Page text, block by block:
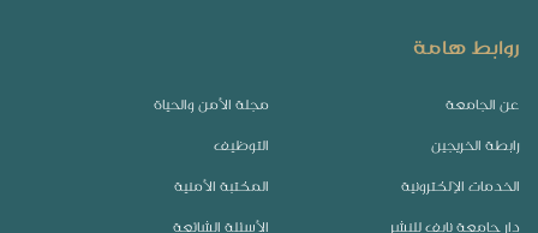
روابط هامة
عن الجامعة مجلة الأمن والحياة
رابطة الخريجين التوظيف
الخدمات الإلكترونية المكتبة الأمنية
دار جامعة نايف للنشر الأسئلة الشائعة